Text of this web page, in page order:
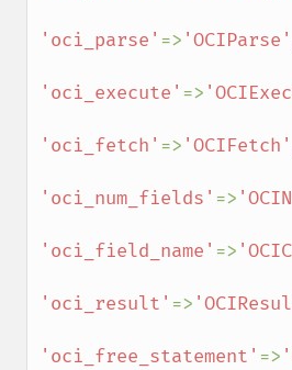
'oci_parse' => 'OCIParse'
'oci_execute' =>
'oci_fetch' => 'OCIFetch'
'oci_num_fields' =>
'oci_field_name' =>
'oci_result' =>
'oci_free_statement' =>